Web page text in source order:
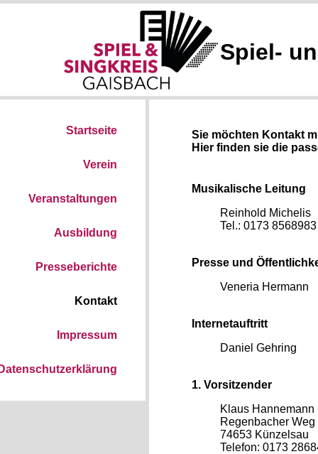
Spiel-
Startseite
Verein
Veranstaltungen
Ausbildung
Presseberichte
Kontakt
Impressum
Sie möchten Kontakt
Hier finden sie die
Musikalische Leitung
Reinhold Michelis
Tel.: 0173 8568983
Presse und
Veneria Hermann
Internetauftritt
Daniel Gehring
1. Vorsitzender
Klaus Hannemann
Regenbacher Weg
74653 Künzelsau
Telefon: 0173